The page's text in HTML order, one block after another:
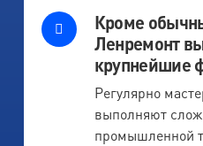
Кроме
Ленремонт
крупнейшие
Регулярно
выполняют
промышленной